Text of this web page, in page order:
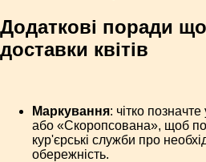
Додаткові поради
доставки квітів
Маркування: чітко
або «Скоропсована», щоб
кур'єрські служби про
обережність.